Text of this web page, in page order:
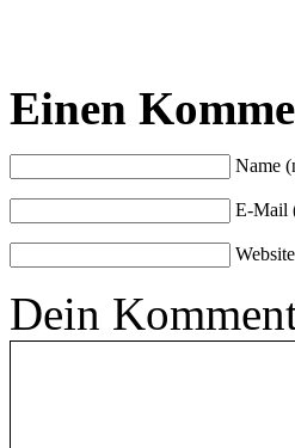
Einen
Name
E-Mail
Website
Dein